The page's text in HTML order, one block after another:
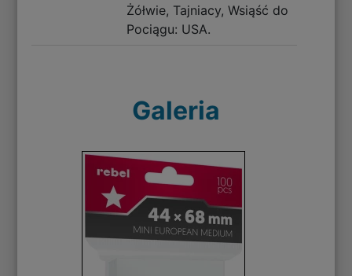
Żółwie, Tajniacy, Wsiąść do
Pociągu: USA.
Galeria